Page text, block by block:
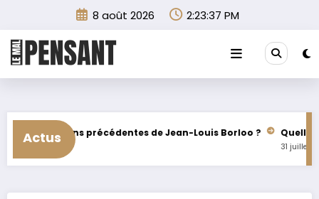
8 août 2026 2:23:40 PM
Actus
Jean-Louis Borloo ? Quelle est la fortune de Jean-